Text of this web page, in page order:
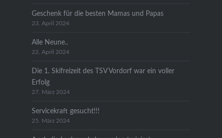
Geschenk für die besten Mamas und Papas
23. April 2024
Alle Neune..
22. April 2024
Die 1. Skifreizeit des TSV Vordorf war ein voller
Erfolg
27. März 2024
Servicekraft gesucht!!!
25. März 2024